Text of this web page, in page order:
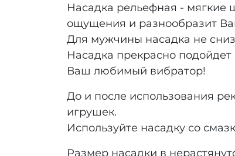
Насадка рельефная - мягкие
ощущения и разнообразит
Для мужчины насадка не
Насадка прекрасно
Ваш любимый вибратор!
До и после использования
игрушек.
Используйте насадку со
Размер насадки в